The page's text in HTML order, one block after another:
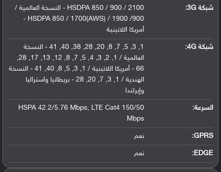
شبكة 3G :
HSDPA 850 / 900 / 2100 - النسخة العالمية /
HSDPA 850 / 1700(AWS) / 1900 /900 -
أمريكا اللاتينية
شبكة 4G :
1, 3, 5, 7, 8, 20, 28, 38, 40, 41 - النسخة
العالمية / 1, 2, 3, 4, 5, 7, 8, 12, 13, 17, 28,
66 - أمريكا اللاتينية / 1, 3, 5, 8, 40, 41 - النسخة
الهندية / 1, 3, 7, 20, 28 - بريطانيا واستراليا
وإيرلندا
السرعة:
HSPA 42.2/5.76 Mbps, LTE Cat4 150/50
Mbps
GPRS: نعم
EDGE: نعم